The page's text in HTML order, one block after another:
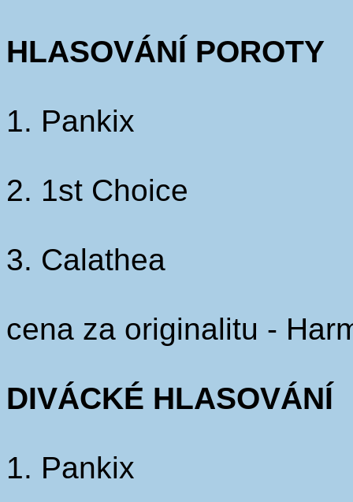
HLASOVÁNÍ POROTY
1. Pankix
2. 1st Choice
3. Calathea
cena za originalitu -
DIVÁCKÉ HLASOVÁNÍ
1. Pankix